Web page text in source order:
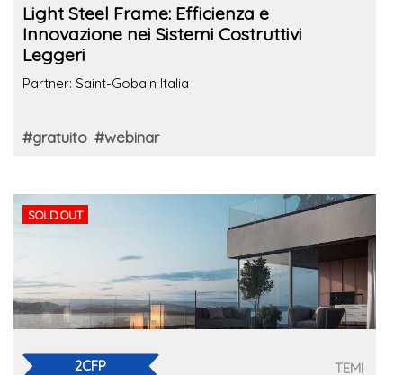
Light Steel Frame: Efficienza e
Innovazione nei Sistemi Costruttivi
Leggeri
Partner: Saint-Gobain Italia
#gratuito #webinar
SOLD OUT
2CFP TEMI